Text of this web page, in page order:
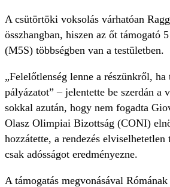
A csütörtöki voksolás várhatóan
összhangban, hiszen az őt támogató
(M5S) többségben van a testületben.
„Felelőtlenség lenne a részünkről, ha
pályázatot” – jelentette be szerdán a
sokkal azután, hogy nem fogadta
Olasz Olimpiai Bizottság (CONI)
hozzátette, a rendezés elviselhetetlen
csak adósságot eredményezne.
A támogatás megvonásával